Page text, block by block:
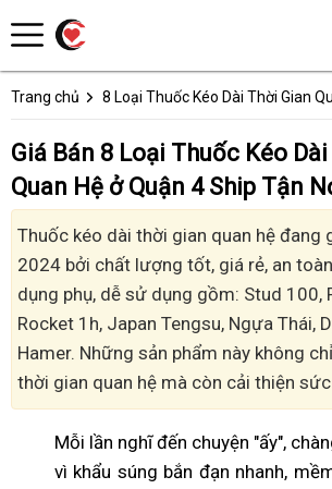
Trang chủ 8 Loại Thuốc Kéo Dài Thời Gian
Giá Bán 8 Loại Thuốc Kéo
Quan Hệ ở Quận 4 Ship Tận
Thuốc kéo dài thời gian quan hệ đang
2024 bởi chất lượng tốt, giá rẻ, an
dụng phụ, dễ sử dụng gồm: Stud 100,
Rocket 1h, Japan Tengsu, Ngựa Thái,
Hamer. Những sản phẩm này không
thời gian quan hệ mà còn cải thiện
Mỗi lần nghĩ đến chuyện "ấy",
vì khẩu súng bắn đạn nhanh,